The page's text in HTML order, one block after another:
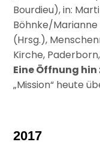
Bourdieu), in:
Böhnke/
(Hrsg.),
Kirche,
Eine Öffnung
„Mission“ heute
2017